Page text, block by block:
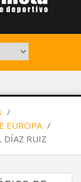
/
EUROPA /
DÍAZ RUIZ